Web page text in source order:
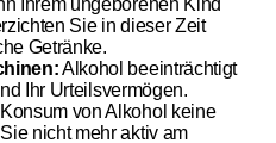
Sie in dieser Zeit
Getränke.
Alkohol beeinträchtigt
Ihr Urteilsvermögen.
von Alkohol keine
nicht mehr aktiv am